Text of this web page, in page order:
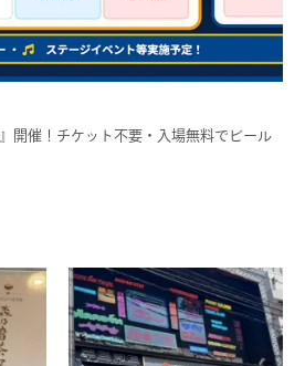
開催！チケット不要・入場無料でビール